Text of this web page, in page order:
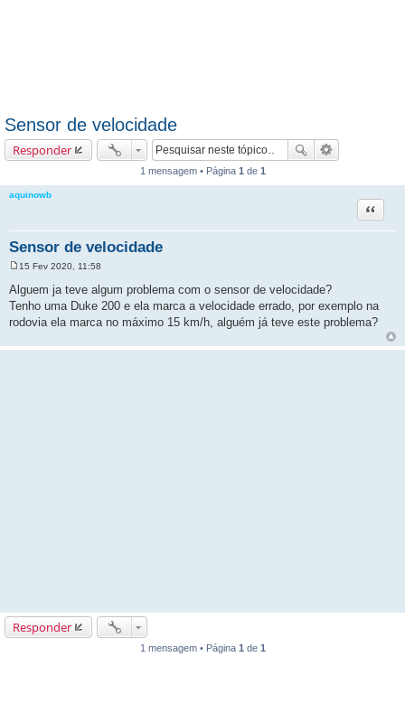
Sensor de velocidade
Responder
1 mensagem • Página 1 de 1
aquinowb
Sensor de velocidade
Citação
n
s
a
g
m
15 Fev 2020, 11:58
Alguem ja teve algum problema com o sensor de velocidade?
Tenho uma Duke 200 e ela marca a velocidade errado, por exemplo na
rodovia ela marca no máximo 15 km/h, alguém já teve este problema?
Responder
1 mensagem • Página 1 de 1